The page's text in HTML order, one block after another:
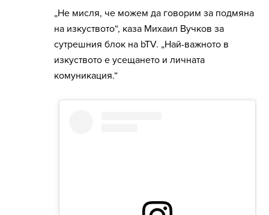
„Не мисля, че можем да говорим за подмяна
на изкуството“, каза Михаил Вучков за
сутрешния блок на bTV. „Най-важното в
изкуството е усещането и личната
комуникация.“